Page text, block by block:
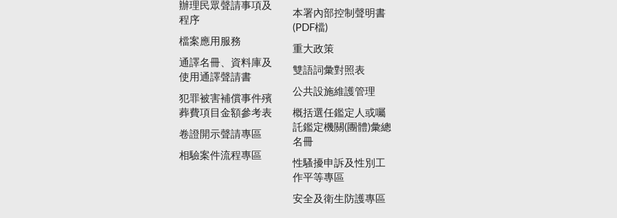
辦理民眾聲請事項及
程序
檔案應用服務
通譯名冊、資料庫及
使用通譯聲請書
犯罪被害補償事件殯
葬費項目金額參考表
卷證開示聲請專區
相驗案件流程專區
本署內部控制聲明書
(PDF檔)
重大政策
雙語詞彙對照表
公共設施維護管理
概括選任鑑定人或囑
託鑑定機關(團體)彙總
名冊
性騷擾申訴及性別工
作平等專區
安全及衛生防護專區